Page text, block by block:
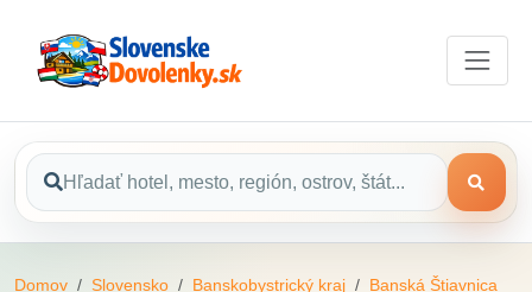
Domov Slovensko Banskobystrický kraj
Banská Štiavnica